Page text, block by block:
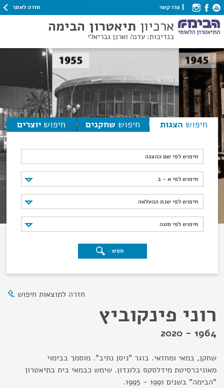
צרו קשר חזרה לאתר
ארכיון תיאטרון הבימה
בנדיבות: עדנה וארנן גבריאלי
חיפוש הצגות חיפוש שחקנים חיפוש יוצרים
חיפוש לפי שם ההצגה
חיפוש לפי א - ב
חיפוש לפי א - ב
חיפוש לפי שנת ההעלאה
חיפוש לפי שנת ההעלאה
חיפוש לפי סוגה
חיפוש לפי סוגה
חפש
חזרה לתוצאות חיפוש
רוני פינקוביץ
1964 - 2020
שחקן, במאי ומחזאי. בוגר "ניסן נתיב". מוסמך בבימוי
מאוניברסיטת מידלסקס בלונדון. שימש כבמאי בית בתיאטרון
"הבימה" בשנים 1991 - 1995.